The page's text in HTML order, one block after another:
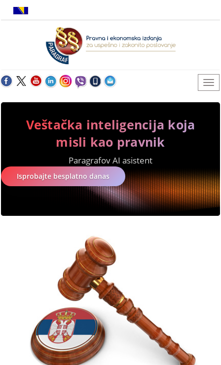
Veštačka inteligencija koja
misli kao pravnik
Paragrafov AI asistent
Isprobajte besplatno danas